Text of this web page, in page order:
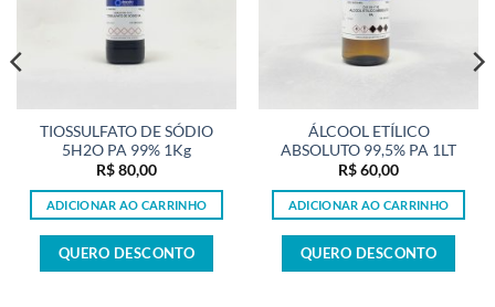
TIOSSULFATO DE SÓDIO
5H2O PA 99% 1Kg
R$80,00
ADICIONAR AO CARRINHO
QUERO DESCONTO
ÁLCOOL ETÍLICO
ABSOLUTO 99,5% PA 1LT
R$60,00
ADICIONAR AO CARRINHO
QUERO DESCONTO